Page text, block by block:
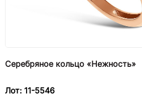
Серебряное кольцо «Нежность»
Лот: 11-5546